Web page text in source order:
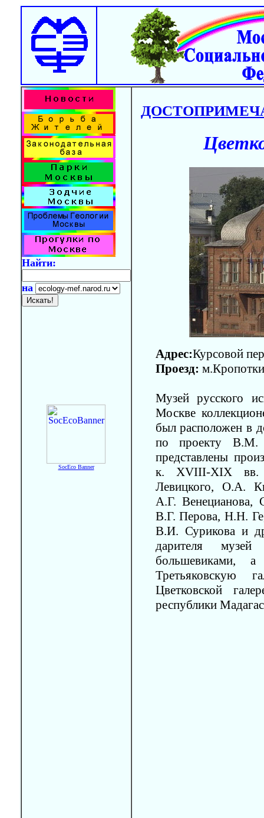
Найти:
на
SocEco Banner
Адрес:Курсовой
Проезд:
Музей русского
Москве
был расположен в
по проекту В.М.
представлены
к. XVIII-XIX вв.
Левицкого, О.А.
А.Г.
В.Г. Перова, Н.Н.
В.И. Сурикова и
дарителя
большевиками,
Третьяковскую
Цветковской
республики